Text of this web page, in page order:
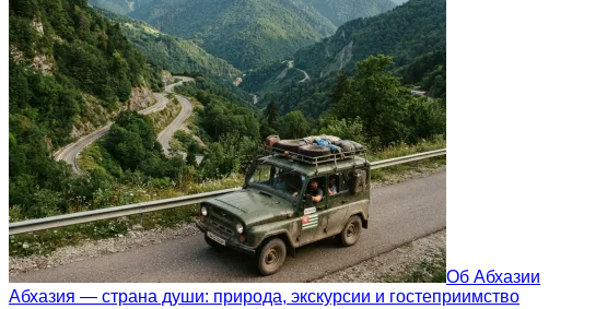
Об Абхазии
Абхазия — страна души: природа, экскурсии и гостеприимство